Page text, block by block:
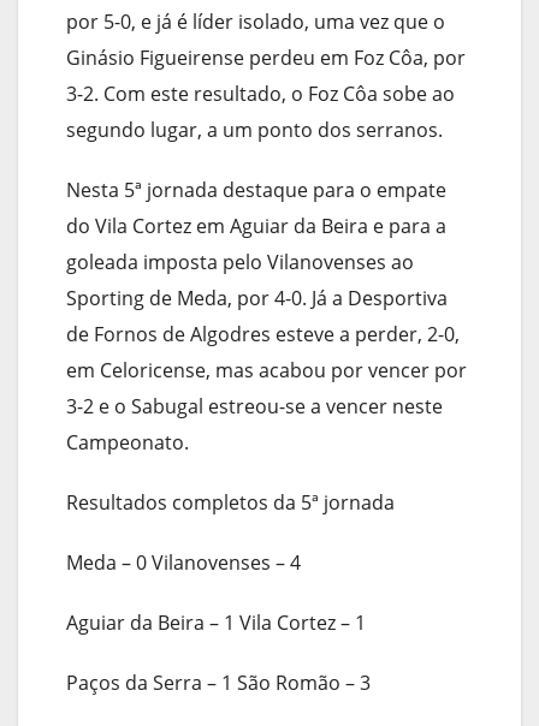
por 5-0, e já é líder isolado, uma vez que o
Ginásio Figueirense perdeu em Foz Côa, por
3-2. Com este resultado, o Foz Côa sobe ao
segundo lugar, a um ponto dos serranos.
Nesta 5ª jornada destaque para o empate
do Vila Cortez em Aguiar da Beira e para a
goleada imposta pelo Vilanovenses ao
Sporting de Meda, por 4-0. Já a Desportiva
de Fornos de Algodres esteve a perder, 2-0,
em Celoricense, mas acabou por vencer por
3-2 e o Sabugal estreou-se a vencer neste
Campeonato.
Resultados completos da 5ª jornada
Meda – 0 Vilanovenses – 4
Aguiar da Beira – 1 Vila Cortez – 1
Paços da Serra – 1 São Romão – 3